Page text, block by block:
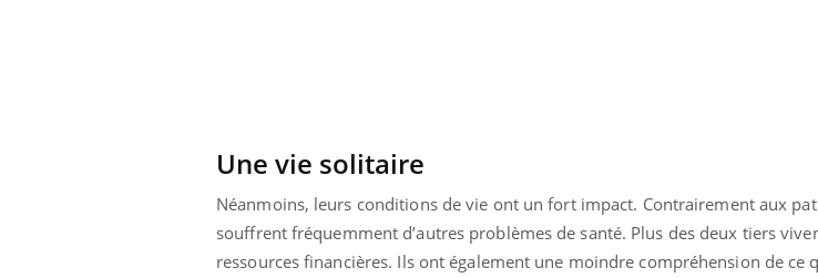
Une vie solitaire
Néanmoins, leurs conditions de vie ont un fort impact. Contrairement aux
souffrent fréquemment d’autres problèmes de santé. Plus des deux tiers
ressources financières. Ils ont également une moindre compréhension de ce